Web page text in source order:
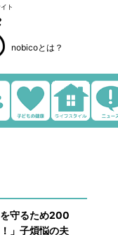
ト
nobicoとは？
を守るため200
」子煩悩の夫